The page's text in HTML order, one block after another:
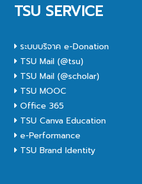
TSU SERVICE
ระบบบริจาค e-Donation
TSU Mail (@tsu)
TSU Mail (@scholar)
TSU MOOC
Office 365
TSU Canva Education
e-Performance
TSU Brand Identity